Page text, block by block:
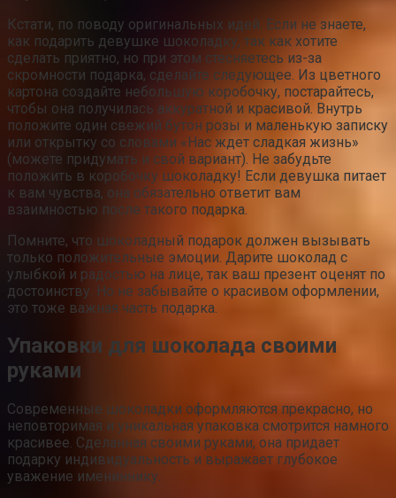
Кстати, по поводу оригинальных идей. Если не знаете,
как подарить девушке шоколадку, так как хотите
сделать приятно, но при этом стесняетесь из-за
скромности подарка, сделайте следующее. Из цветного
картона создайте небольшую коробочку, постарайтесь,
чтобы она получилась аккуратной и красивой. Внутрь
положите один свежий бутон розы и маленькую записку
или открытку со словами «Нас ждет сладкая жизнь»
(можете придумать и свой вариант). Не забудьте
положить в коробочку шоколадку! Если девушка питает
к вам чувства, она обязательно ответит вам
взаимностью после такого подарка.
Помните, что шоколадный подарок должен вызывать
только положительные эмоции. Дарите шоколад с
улыбкой и радостью на лице, так ваш презент оценят по
достоинству. Но не забывайте о красивом оформлении,
это тоже важная часть подарка.
Упаковки для шоколада своими
руками
Современные шоколадки оформляются прекрасно, но
неповторимая и уникальная упаковка смотрится намного
красивее. Сделанная своими руками, она придает
подарку индивидуальность и выражает глубокое
уважение имениннику.